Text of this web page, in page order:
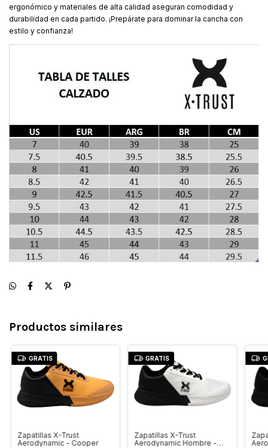
ergonómico y materiales de alta calidad aseguran comodidad y
durabilidad en cada partido. ¡Prepárate para dominar la cancha con
estilo y confianza!
Productos similares
GRATIS
Zapatillas X-Trust
Aerodynamic - Cooper
GRATIS
Zapatillas X-Trust
Aerodynamic Hombre -